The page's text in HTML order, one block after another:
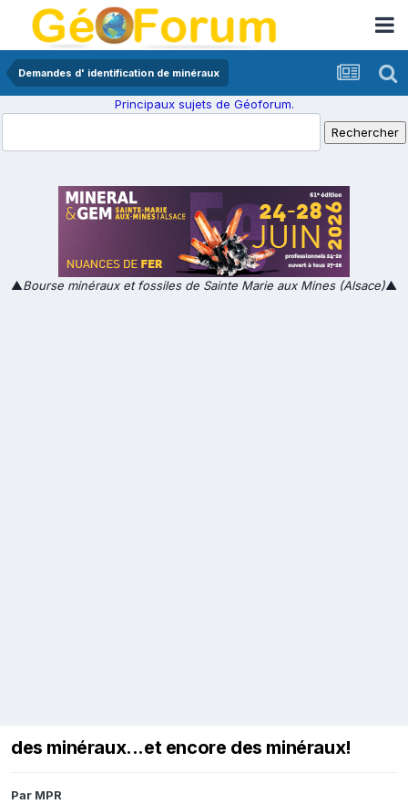
Demandes d' identification de minéraux
Principaux sujets de Géoforum.
▲Bourse minéraux et fossiles de Sainte Marie aux Mines (Alsace)▲
des minéraux...et encore des minéraux!
Par MPR